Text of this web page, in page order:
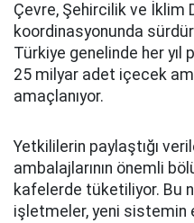
Çevre, Şehircilik ve İklim
koordinasyonunda
Türkiye genelinde her yıl
25 milyar adet içecek
amaçlanıyor.
Yetkililerin paylaştığı
ambalajlarının önemli
kafelerde tüketiliyor. Bu
işletmeler, yeni sistemin